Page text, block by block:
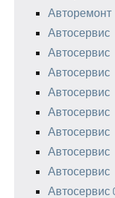
Авторемонт
Автосервис
Автосервис
Автосервис
Автосервис
Автосервис
Автосервис
Автосервис
Автосервис
Автосервис